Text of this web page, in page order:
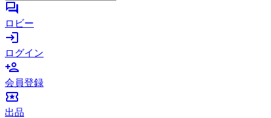
forum
ロビー
login
ログイン
person_add
会員登録
local_activity
出品